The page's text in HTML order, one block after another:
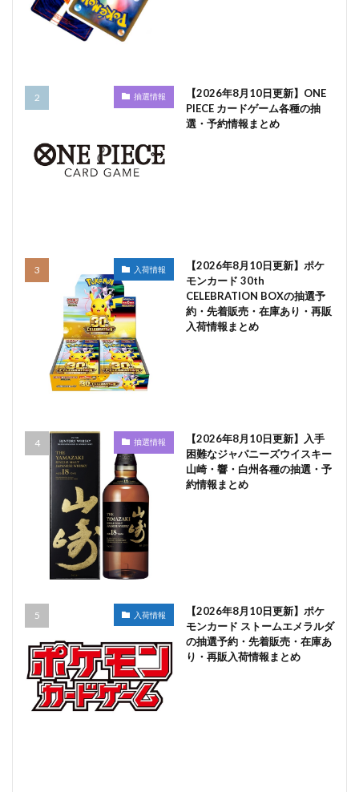
抽選情報
【2026年8月10日更新】ONE
PIECE カードゲーム各種の抽
選・予約情報まとめ
入荷情報
【2026年8月10日更新】ポケ
モンカード 30th
CELEBRATION BOXの抽選予
約・先着販売・在庫あり・再販
入荷情報まとめ
抽選情報
【2026年8月10日更新】入手
困難なジャパニーズウイスキー
山崎・響・白州各種の抽選・予
約情報まとめ
入荷情報
【2026年8月10日更新】ポケ
モンカード ストームエメラルダ
の抽選予約・先着販売・在庫あ
り・再販入荷情報まとめ